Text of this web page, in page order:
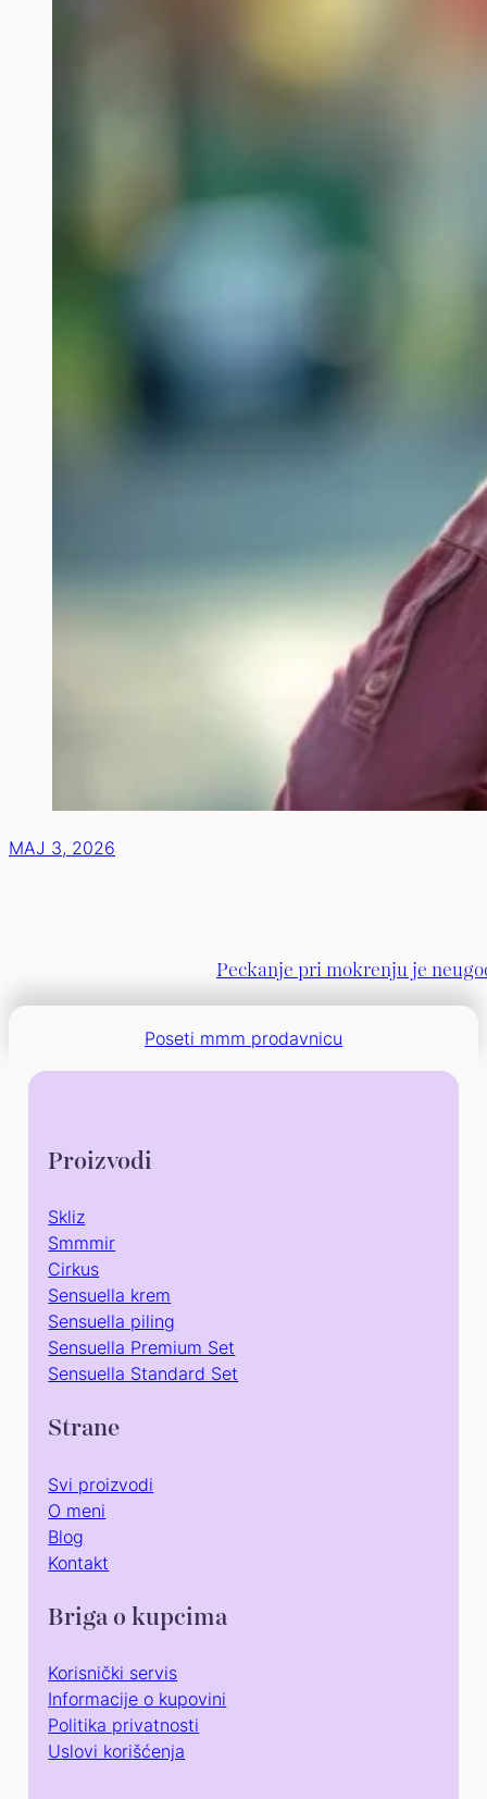
MAJ 3, 2026
Peckanje pri mokrenju je
Poseti mmm prodavnicu
Proizvodi
Skliz
Smmmir
Cirkus
Sensuella krem
Sensuella piling
Sensuella Premium Set
Sensuella Standard Set
Strane
Svi proizvodi
O meni
Blog
Kontakt
Briga o kupcima
Korisnički servis
Informacije o kupovini
Politika privatnosti
Uslovi korišćenja